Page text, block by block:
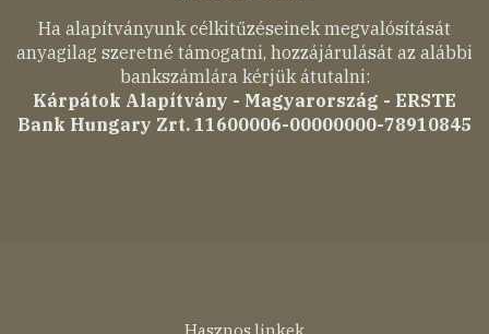
Ha alapítványunk célkitűzéseinek megvalósítását
anyagilag szeretné támogatni, hozzájárulását az alábbi
bankszámlára kérjük átutalni:
Kárpátok Alapítvány - Magyarország - ERSTE
Bank Hungary Zrt. 11600006-00000000-78910845